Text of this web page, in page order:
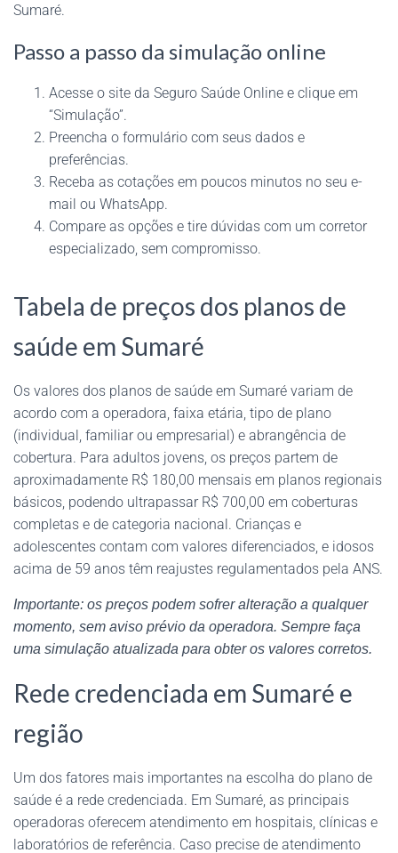
Sumaré.
Passo a passo da simulação online
Acesse o site da Seguro Saúde Online e clique em
“Simulação”.
Preencha o formulário com seus dados e
preferências.
Receba as cotações em poucos minutos no seu e-
mail ou WhatsApp.
Compare as opções e tire dúvidas com um corretor
especializado, sem compromisso.
Tabela de preços dos planos de
saúde em Sumaré
Os valores dos planos de saúde em Sumaré variam de
acordo com a operadora, faixa etária, tipo de plano
(individual, familiar ou empresarial) e abrangência de
cobertura. Para adultos jovens, os preços partem de
aproximadamente R$ 180,00 mensais em planos regionais
básicos, podendo ultrapassar R$ 700,00 em coberturas
completas e de categoria nacional. Crianças e
adolescentes contam com valores diferenciados, e idosos
acima de 59 anos têm reajustes regulamentados pela ANS.
Importante: os preços podem sofrer alteração a qualquer
momento, sem aviso prévio da operadora. Sempre faça
uma simulação atualizada para obter os valores corretos.
Rede credenciada em Sumaré e
região
Um dos fatores mais importantes na escolha do plano de
saúde é a rede credenciada. Em Sumaré, as principais
operadoras oferecem atendimento em hospitais, clínicas e
laboratórios de referência. Caso precise de atendimento